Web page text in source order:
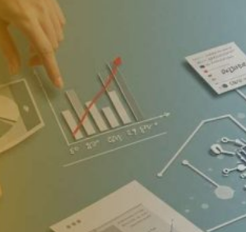
Quản lý nhà nước về kiểm toán
Kiểm toán quốc tế
Hỗ trợ công nghệ Kiểm toán
Phần mềm kiểm toán
Kiểm toán số (Digital Audit)
Data Analytics